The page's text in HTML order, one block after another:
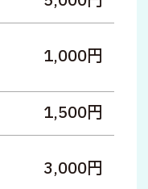
1,000円
1,500円
3,000円